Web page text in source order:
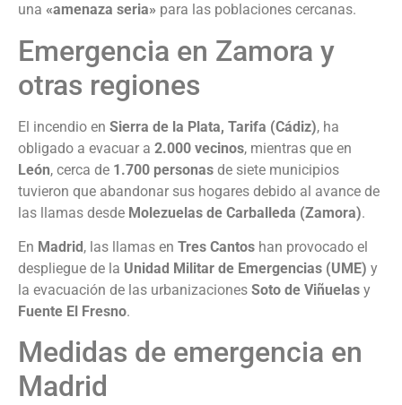
una «amenaza seria» para las poblaciones cercanas.
Emergencia en Zamora y
otras regiones
El incendio en Sierra de la Plata, Tarifa (Cádiz), ha
obligado a evacuar a 2.000 vecinos, mientras que en
León, cerca de 1.700 personas de siete municipios
tuvieron que abandonar sus hogares debido al avance de
las llamas desde Molezuelas de Carballeda (Zamora).
En Madrid, las llamas en Tres Cantos han provocado el
despliegue de la Unidad Militar de Emergencias (UME) y
la evacuación de las urbanizaciones Soto de Viñuelas y
Fuente El Fresno.
Medidas de emergencia en
Madrid